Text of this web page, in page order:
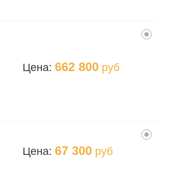
Цена: 662 800 руб
Цена: 67 300 руб